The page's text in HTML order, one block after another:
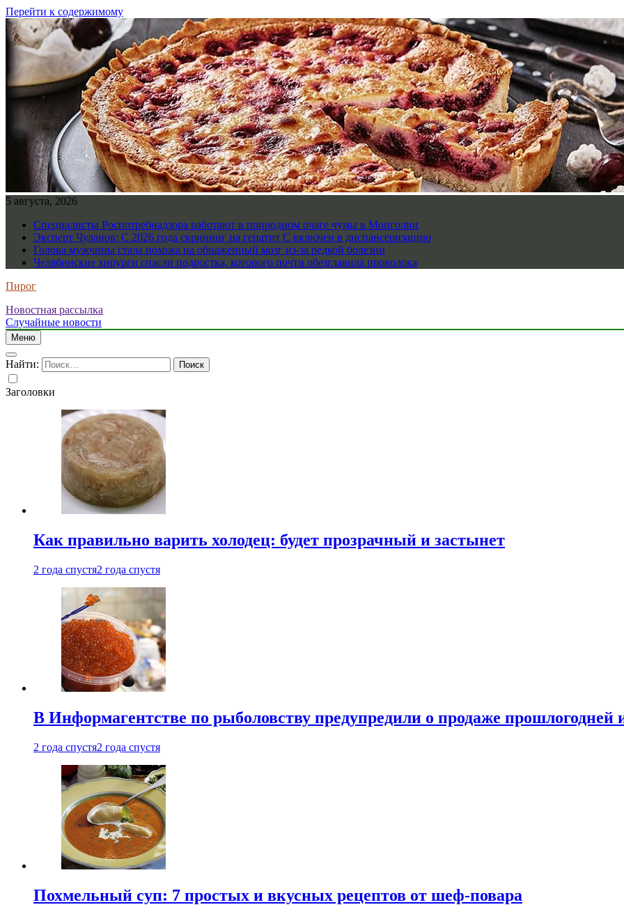
Перейти к содержимому
5 августа, 2026
Специалисты Роспотребнадзора работают в природном очаге чумы в Монголии
Эксперт Чуланов: С 2026 года скрининг на гепатит С включен в диспансеризацию
Голова мужчины стала похожа на обнаженный мозг из-за редкой болезни
Челябинские хирурги спасли подростка, которого почти обезглавила проволока
Пирог
Новостная рассылка
Случайные новости
Меню
Найти:
Заголовки
Как правильно варить холодец: будет прозрачный и застынет
2 года спустя2 года спустя
В Информагентстве по рыболовству предупредили о продаже прошлогодней
2 года спустя2 года спустя
Похмельный суп: 7 простых и вкусных рецептов от шеф-повара